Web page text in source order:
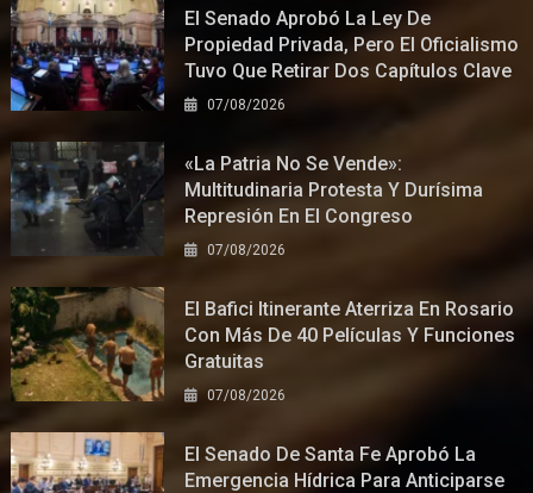
El Senado Aprobó La Ley De
Propiedad Privada, Pero El Oficialismo
Tuvo Que Retirar Dos Capítulos Clave
07/08/2026
«La Patria No Se Vende»:
Multitudinaria Protesta Y Durísima
Represión En El Congreso
07/08/2026
El Bafici Itinerante Aterriza En Rosario
Con Más De 40 Películas Y Funciones
Gratuitas
07/08/2026
El Senado De Santa Fe Aprobó La
Emergencia Hídrica Para Anticiparse